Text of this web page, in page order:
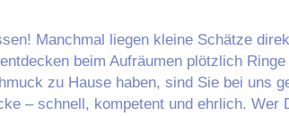
Manchmal liegen kleine Schätze
beim Aufräumen plötzlich
zu Hause haben, sind Sie bei uns
– schnell, kompetent und ehrlich.